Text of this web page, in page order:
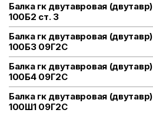
Балка гк двутавровая (двутавр)
100Б2 ст. 3
Балка гк двутавровая (двутавр)
100Б3 09Г2С
Балка гк двутавровая (двутавр)
100Б4 09Г2С
Балка гк двутавровая (двутавр)
100Ш1 09Г2С